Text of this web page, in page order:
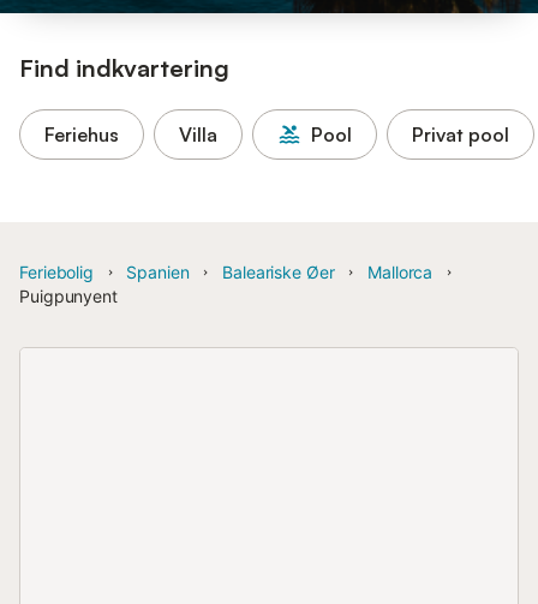
Find indkvartering
Feriehus Villa Pool Privat pool
Feriebolig Spanien Baleariske Øer
Mallorca
Puigpunyent